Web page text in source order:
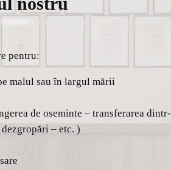
pentru:
malul sau în largul mării
de oseminte – transferarea dintr-
– etc. )